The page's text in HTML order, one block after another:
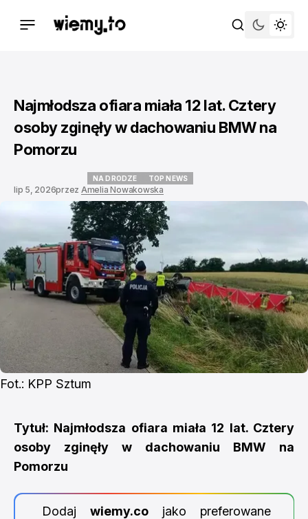
Najmłodsza ofiara miała 12 lat. Cztery
osoby zginęły w dachowaniu BMW na
Pomorzu
NA DRODZE TOP NEWS
lip 5, 2026przez Amelia Nowakowska
Fot.: KPP Sztum
Tytuł: Najmłodsza ofiara miała 12 lat. Cztery
osoby zginęły w dachowaniu BMW na
Pomorzu
Dodaj wiemy.cojako preferowane